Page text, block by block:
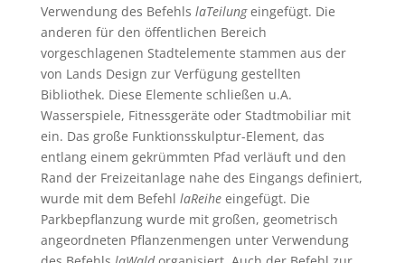
Verwendung des Befehls laTeilungeingefügt. Die
anderen für den öffentlichen Bereich
vorgeschlagenen Stadtelemente stammen aus der
von Lands Design zur Verfügung gestellten
Bibliothek. Diese Elemente schließen u.A.
Wasserspiele, Fitnessgeräte oder Stadtmobiliar mit
ein. Das große Funktionsskulptur-Element, das
entlang einem gekrümmten Pfad verläuft und den
Rand der Freizeitanlage nahe des Eingangs definiert,
wurde mit dem Befehl laReiheeingefügt. Die
Parkbepflanzung wurde mit großen, geometrisch
angeordneten Pflanzenmengen unter Verwendung